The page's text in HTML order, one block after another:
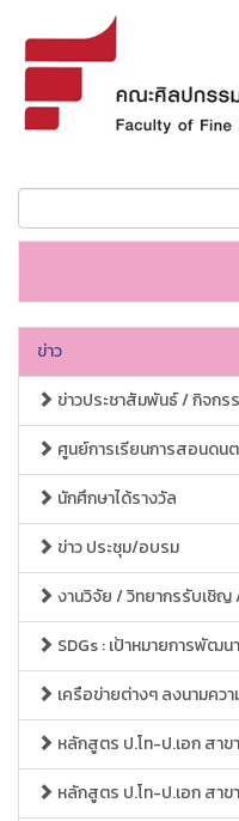
ข่าว
ข่าวประชาสัมพันธ์ / กิจกร
ศูนย์การเรียนการสอนดน
นักศึกษาได้รางวัล
ข่าว ประชุม/อบรม
งานวิจัย / วิทยากรรับเชิ
SDGs : เป้าหมายการพัฒ
เครือข่ายต่างๆ ลงนามคว
หลักสูตร ป.โท-ป.เอก สา
หลักสูตร ป.โท-ป.เอก สาข